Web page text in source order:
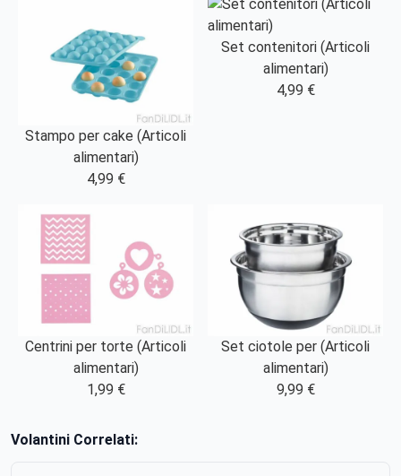
Stampo per cake (Articoli
alimentari)
4,99 €
Set contenitori (Articoli
alimentari)
4,99 €
Centrini per torte (Articoli
alimentari)
1,99 €
Set ciotole per (Articoli
alimentari)
9,99 €
Volantini Correlati: